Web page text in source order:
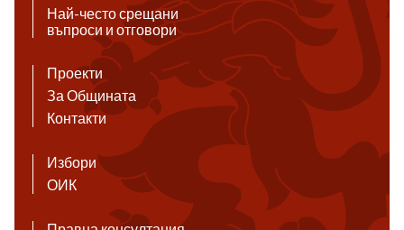
Най-често срещани
въпроси и отговори
Проекти
За Общината
Контакти
Избори
ОИК